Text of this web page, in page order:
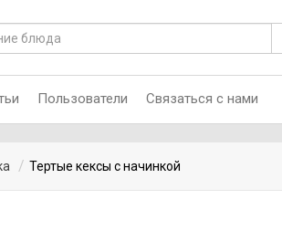
Пользователи Связаться с нами
Тертые кексы с начинкой